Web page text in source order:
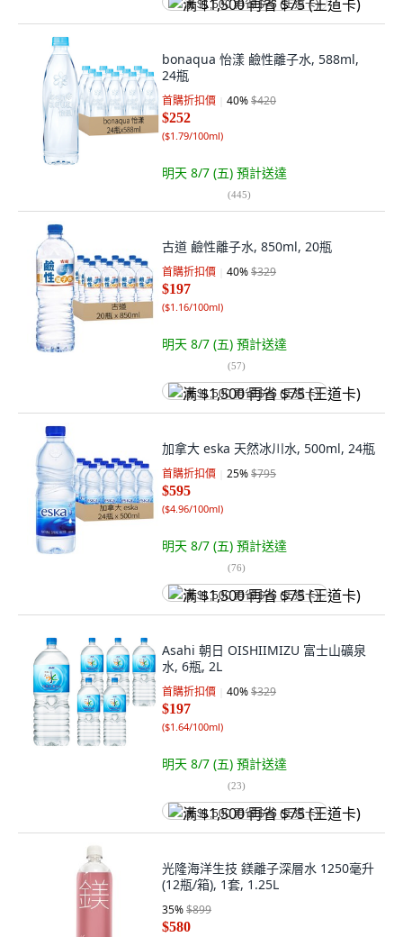
满 $1,500 再省 $75 (王道卡)
bonaqua 怡漾 鹼性離子水, 588ml,
24瓶
首購折扣價 40%$420
$252
($1.79/100ml)
明天 8/7 (五) 預計送達
(445)
古道 鹼性離子水, 850ml, 20瓶
首購折扣價 40%$329
$197
($1.16/100ml)
明天 8/7 (五) 預計送達
(57)
满 $1,500 再省 $75 (王道卡)
加拿大 eska 天然冰川水, 500ml, 24瓶
首購折扣價 25%$795
$595
($4.96/100ml)
明天 8/7 (五) 預計送達
(76)
满 $1,500 再省 $75 (王道卡)
Asahi 朝日 OISHIIMIZU 富士山礦泉
水, 6瓶, 2L
首購折扣價 40%$329
$197
($1.64/100ml)
明天 8/7 (五) 預計送達
(23)
满 $1,500 再省 $75 (王道卡)
光隆海洋生技 鎂離子深層水 1250毫升
(12瓶/箱), 1套, 1.25L
35%$899
$580